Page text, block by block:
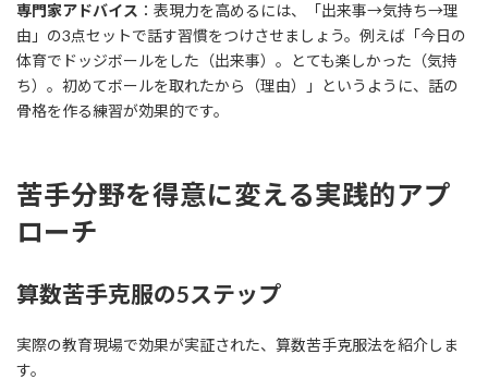
専門家アドバイス ：表現力を高めるには、「出来事→気持ち→理
由」の3点セットで話す習慣をつけさせましょう。例えば「今日の
体育でドッジボールをした（出来事）。とても楽しかった（気持
ち）。初めてボールを取れたから（理由）」というように、話の
骨格を作る練習が効果的です。
苦手分野を得意に変える実践的アプ
ローチ
算数苦手克服の5ステップ
実際の教育現場で効果が実証された、算数苦手克服法を紹介しま
す。